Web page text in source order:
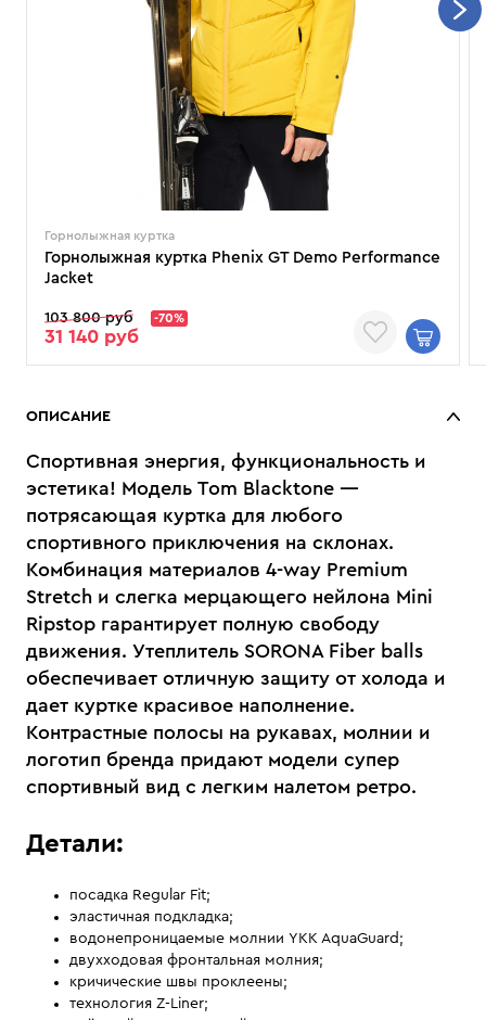
Горнолыжная куртка
Горнолыжная куртка Phenix GT Demo Performance
Jacket
103 800 руб -70%
31 140 руб
ОПИСАНИЕ
Спортивная энергия, функциональность и
эстетика! Модель Tom Blacktone —
потрясающая куртка для любого
спортивного приключения на склонах.
Комбинация материалов 4-way Premium
Stretch и слегка мерцающего нейлона Mini
Ripstop гарантирует полную свободу
движения. Утеплитель SORONA Fiber balls
обеспечивает отличную защиту от холода и
дает куртке красивое наполнение.
Контрастные полосы на рукавах, молнии и
логотип бренда придают модели супер
спортивный вид с легким налетом ретро.
Детали:
посадка Regular Fit;
эластичная подкладка;
водонепроницаемые молнии YKK AquaGuard;
двухходовая фронтальная молния;
кричические швы проклеены;
технология Z-Liner;